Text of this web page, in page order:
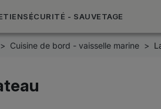
SÉCURITÉ - SAUVETAGE
Cuisine de bord - vaisselle marine